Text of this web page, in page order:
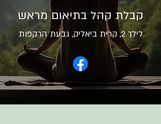
קבלת קהל בתיאום מראש
לילך 2, קרית ביאליק, גבעת הרקפות